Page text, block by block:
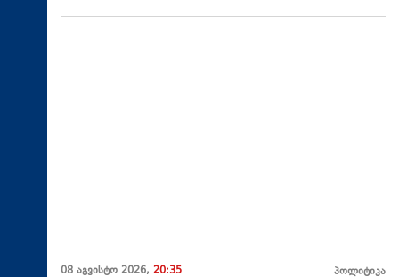
08 აგვისტო 2026, 20:35 პოლიტიკა